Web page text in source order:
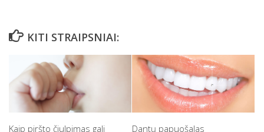
KITI STRAIPSNIAI:
Kaip piršto čiulpimas gali Dantų papuošalas